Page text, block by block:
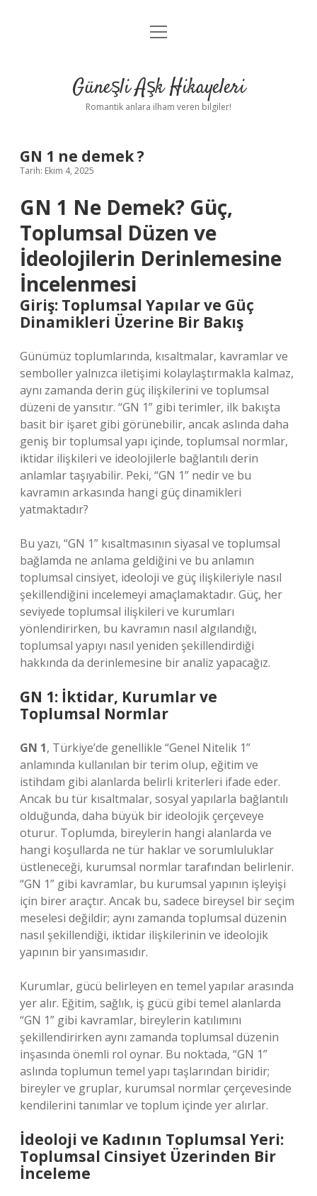
Anasayfa
Yasal Uyarı
menüyü
Güneşli Aşk Hikayeleri
Romantik anlara ilham veren bilgiler!
GN 1 ne demek ?
Tarih: Ekim 4, 2025
GN 1 Ne Demek? Güç,
Toplumsal Düzen ve
İdeolojilerin Derinlemesine
İncelenmesi
Giriş: Toplumsal Yapılar ve Güç
Dinamikleri Üzerine Bir Bakış
Günümüz toplumlarında, kısaltmalar, kavramlar ve
semboller yalnızca iletişimi kolaylaştırmakla kalmaz,
aynı zamanda derin güç ilişkilerini ve toplumsal
düzeni de yansıtır. “GN 1” gibi terimler, ilk bakışta
basit bir işaret gibi görünebilir, ancak aslında daha
geniş bir toplumsal yapı içinde, toplumsal normlar,
iktidar ilişkileri ve ideolojilerle bağlantılı derin
anlamlar taşıyabilir. Peki, “GN 1” nedir ve bu
kavramın arkasında hangi güç dinamikleri
yatmaktadır?
Bu yazı, “GN 1” kısaltmasının siyasal ve toplumsal
bağlamda ne anlama geldiğini ve bu anlamın
toplumsal cinsiyet, ideoloji ve güç ilişkileriyle nasıl
şekillendiğini incelemeyi amaçlamaktadır. Güç, her
seviyede toplumsal ilişkileri ve kurumları
yönlendirirken, bu kavramın nasıl algılandığı,
toplumsal yapıyı nasıl yeniden şekillendirdiği
hakkında da derinlemesine bir analiz yapacağız.
GN 1: İktidar, Kurumlar ve
Toplumsal Normlar
GN 1, Türkiye’de genellikle “Genel Nitelik 1”
anlamında kullanılan bir terim olup, eğitim ve
istihdam gibi alanlarda belirli kriterleri ifade eder.
Ancak bu tür kısaltmalar, sosyal yapılarla bağlantılı
olduğunda, daha büyük bir ideolojik çerçeveye
oturur. Toplumda, bireylerin hangi alanlarda ve
hangi koşullarda ne tür haklar ve sorumluluklar
üstleneceği, kurumsal normlar tarafından belirlenir.
“GN 1” gibi kavramlar, bu kurumsal yapının işleyişi
için birer araçtır. Ancak bu, sadece bireysel bir seçim
meselesi değildir; aynı zamanda toplumsal düzenin
nasıl şekillendiği, iktidar ilişkilerinin ve ideolojik
yapının bir yansımasıdır.
Kurumlar, gücü belirleyen en temel yapılar arasında
yer alır. Eğitim, sağlık, iş gücü gibi temel alanlarda
“GN 1” gibi kavramlar, bireylerin katılımını
şekillendirirken aynı zamanda toplumsal düzenin
inşasında önemli rol oynar. Bu noktada, “GN 1”
aslında toplumun temel yapı taşlarından biridir;
bireyler ve gruplar, kurumsal normlar çerçevesinde
kendilerini tanımlar ve toplum içinde yer alırlar.
İdeoloji ve Kadının Toplumsal Yeri:
Toplumsal Cinsiyet Üzerinden Bir
İnceleme